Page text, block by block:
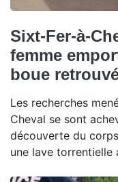
Sixt-Fer-à-
femme
boue
Les recherches
Cheval se sont
découverte du
une lave torrentielle